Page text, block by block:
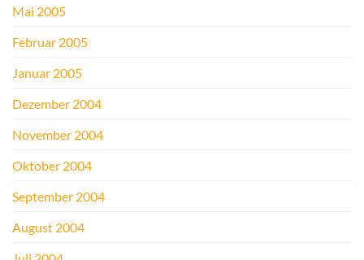
Mai 2005
Februar 2005
Januar 2005
Dezember 2004
November 2004
Oktober 2004
September 2004
August 2004